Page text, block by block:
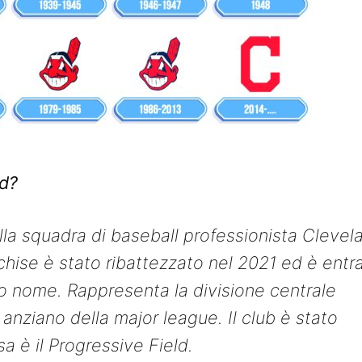
squadra di baseball professionista
è stato ribattezzato nel 2021 ed è
nome. Rappresenta la divisione centrale
della major league. Il club è stato
è il Progressive Field.